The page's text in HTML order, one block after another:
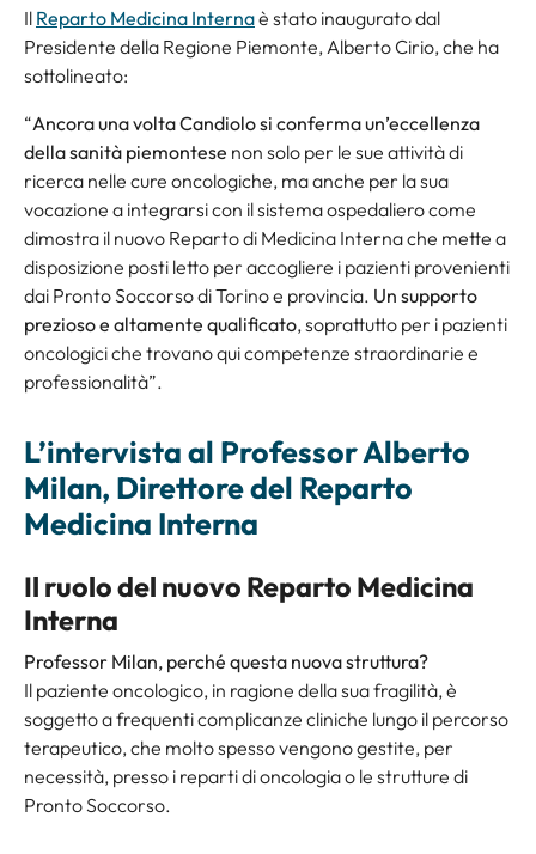
Il Reparto Medicina Internaè stato inaugurato dal
Presidente della Regione Piemonte, Alberto Cirio, che ha
sottolineato:
“Ancora una volta Candiolo si conferma un’eccellenza
della sanità piemontese non solo per le sue attività di
ricerca nelle cure oncologiche, ma anche per la sua
vocazione a integrarsi con il sistema ospedaliero come
dimostra il nuovo Reparto di Medicina Interna che mette a
disposizione posti letto per accogliere i pazienti provenienti
dai Pronto Soccorso di Torino e provincia. Un supporto
prezioso e altamente qualificato, soprattutto per i pazienti
oncologici che trovano qui competenze straordinarie e
professionalità”.
L’intervista al Professor Alberto
Milan, Direttore del Reparto
Medicina Interna
Il ruolo del nuovo Reparto Medicina
Interna
Professor Milan, perché questa nuova struttura?
Il paziente oncologico, in ragione della sua fragilità, è
soggetto a frequenti complicanze cliniche lungo il percorso
terapeutico, che molto spesso vengono gestite, per
necessità, presso i reparti di oncologia o le strutture di
Pronto Soccorso.